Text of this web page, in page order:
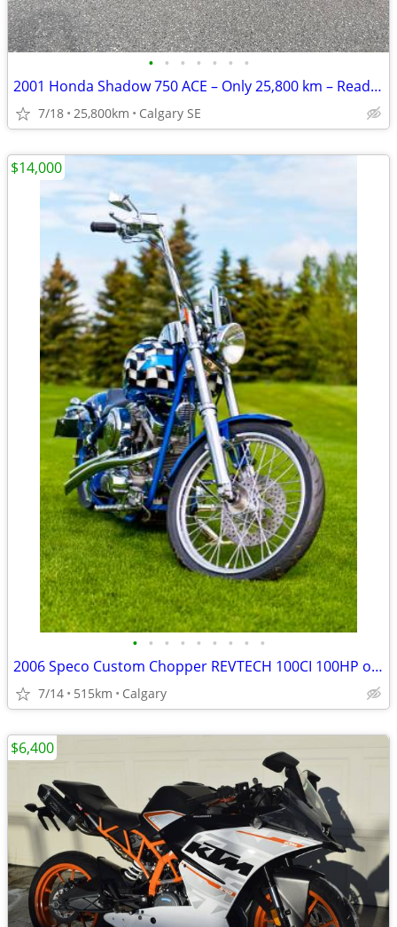
• • • • • • •
2001 Honda Shadow 750 ACE – Only 25,800 km – Ready to Ride
7/18 25,800km Calgary SE
• • • • • • • • •
2006 Speco Custom Chopper REVTECH 100CI 100HP only 550Miles!
7/14 515km Calgary
$14,000
$6,400